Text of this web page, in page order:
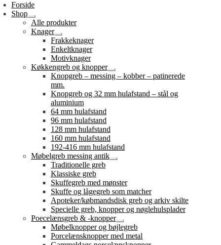
Forside
Shop
Udfold
undermenu
Alle produkter
Knager
Udfold
undermenu
Frakkeknager
Enkeltknager
Motivknager
Køkkengreb og knopper
Udfold
undermenu
Knopgreb – messing – kobber – patinerede
mm.
Knopgreb og 32 mm hulafstand – stål og
aluminium
64 mm hulafstand
96 mm hulafstand
128 mm hulafstand
160 mm hulafstand
192-416 mm hulafstand
Møbelgreb messing antik
Udfold
Traditionelle greb
Klassiske greb
Skuffegreb med mønster
Skuffe og lågegreb som matcher
Apoteker/købmandsdisk greb og arkiv skilte
Specielle greb, knopper og nøglehulsplader
Poecelænsgreb & -knopper
Udfold
undermenu
Møbelknopper og bøjlegreb
Porcelænsknopper med metal